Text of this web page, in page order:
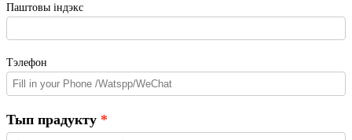
Паштовы індэкс
Тэлефон
Тып прадукту